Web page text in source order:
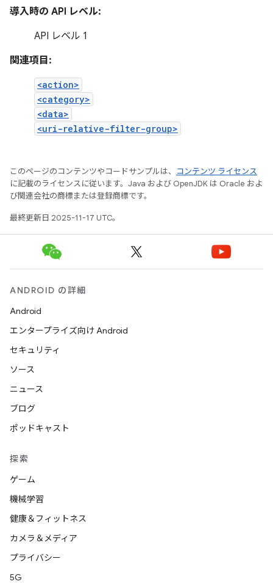
導入時の API レベル:
API レベル 1
関連項目:
<action>
<category>
<data>
<uri-relative-filter-group>
このページのコンテンツやコードサンプルは、
コンテンツ ライセンス
に記載のライセンスに従います。Java および OpenJDK は Oracle およ
び関連会社の商標または登録商標です。
最終更新日 2025-11-17 UTC。
ANDROID の詳細
Android
エンタープライズ向け Android
セキュリティ
ソース
ニュース
ブログ
ポッドキャスト
探索
ゲーム
機械学習
健康＆フィットネス
カメラ＆メディア
プライバシー
5G